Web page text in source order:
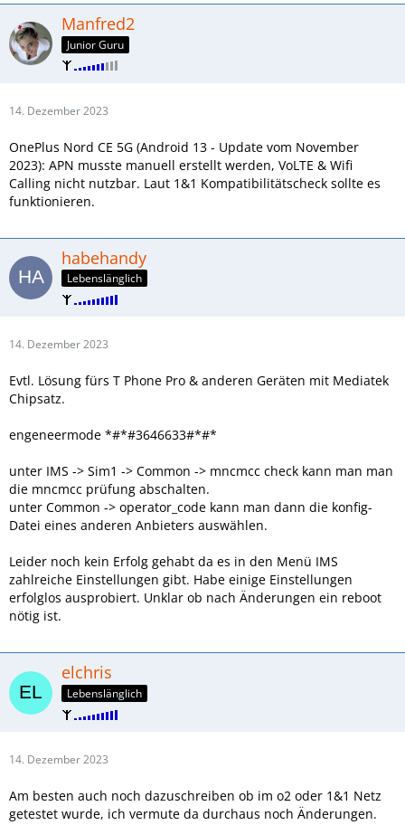
Manfred2
Junior Guru
14. Dezember 2023
OnePlus Nord CE 5G (Android 13 - Update vom November
2023): APN musste manuell erstellt werden, VoLTE & Wifi
Calling nicht nutzbar. Laut 1&1 Kompatibilitätscheck sollte es
funktionieren.
habehandy
Lebenslänglich
14. Dezember 2023
Evtl. Lösung fürs T Phone Pro & anderen Geräten mit Mediatek
Chipsatz.
engeneermode *#*#3646633#*#*
unter IMS -> Sim1 -> Common -> mncmcc check kann man man
die mncmcc prüfung abschalten.
unter Common -> operator_code kann man dann die konfig-
Datei eines anderen Anbieters auswählen.
Leider noch kein Erfolg gehabt da es in den Menü IMS
zahlreiche Einstellungen gibt. Habe einige Einstellungen
erfolglos ausprobiert. Unklar ob nach Änderungen ein reboot
nötig ist.
elchris
Lebenslänglich
14. Dezember 2023
Am besten auch noch dazuschreiben ob im o2 oder 1&1 Netz
getestet wurde, ich vermute da durchaus noch Änderungen.